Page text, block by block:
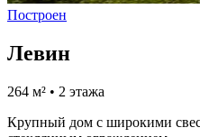
Построен
Левин
264 м² • 2 этажа
Крупный дом с широкими